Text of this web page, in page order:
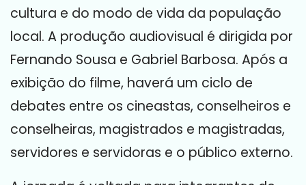
cultura e do modo de vida da população
local. A produção audiovisual é dirigida por
Fernando Sousa e Gabriel Barbosa. Após a
exibição do filme, haverá um ciclo de
debates entre os cineastas, conselheiros e
conselheiras, magistrados e magistradas,
servidores e servidoras e o público externo.